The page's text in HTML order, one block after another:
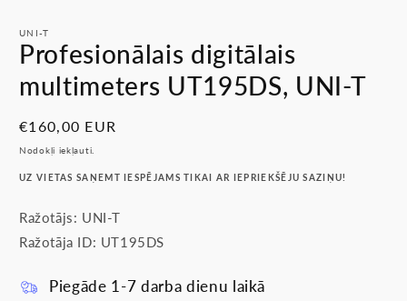
UNI-T
Profesionālais digitālais
multimeters UT195DS, UNI-T
Parastā
cena
€160,00 EUR
Nodokļi iekļauti.
UZ VIETAS SAŅEMT IESPĒJAMS TIKAI AR IEPRIEKŠĒJU SAZIŅU!
Ražotājs: UNI-T
Ražotāja ID: UT195DS
Piegāde 1-7 darba dienu laikā